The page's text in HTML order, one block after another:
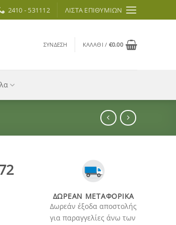
2410 - 531112 ΛΊΣΤΑ ΕΠΙΘΥΜΙΏΝ
ΣΎΝΔΕΣΗ ΚΑΛΆΘΙ / €0.00
ΔΩΡΕΆΝ ΜΕΤΑΦΟΡΙΚΆ
Δωρεάν έξοδα αποστολής
για παραγγελίες άνω των